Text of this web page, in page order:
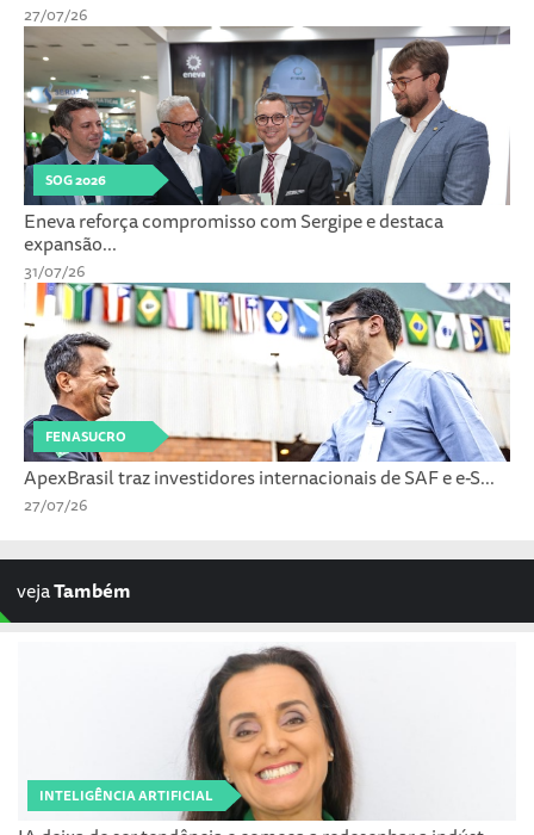
27/07/26
SOG 2026
Eneva reforça compromisso com Sergipe e destaca
expansão...
31/07/26
FENASUCRO
ApexBrasil traz investidores internacionais de SAF e e-S...
27/07/26
vejaTambém
INTELIGÊNCIA ARTIFICIAL